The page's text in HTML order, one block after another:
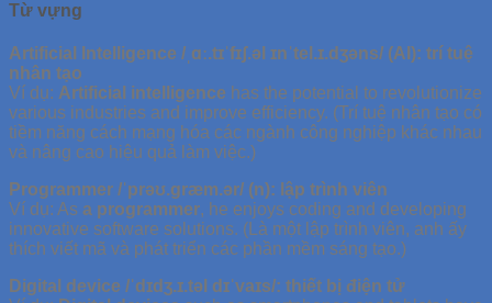
Từ vựng
Artificial Intelligence /ˌɑː.tɪˈfɪʃ.əl ɪnˈtel.ɪ.dʒəns/ (AI): trí tuệ
nhân tạo
Ví dụ: Artificial intelligence has the potential to revolutionize
various industries and improve efficiency. (Trí tuệ nhân tạo có
tiềm năng cách mạng hóa các ngành công nghiệp khác nhau
và nâng cao hiệu quả làm việc.)
Programmer /ˈprəʊ.ɡræm.ər/ (n): lập trình viên
Ví dụ: As a programmer, he enjoys coding and developing
innovative software solutions. (Là một lập trình viên, anh ấy
thích viết mã và phát triển các phần mềm sáng tạo.)
Digital device /ˈdɪdʒ.ɪ.təl dɪˈvaɪs/: thiết bị điện tử